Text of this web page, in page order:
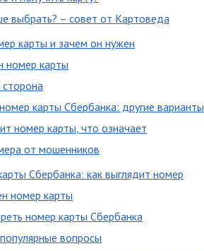
выбрать? – совет от Картоведа
карты и зачем он нужен
номер карты
карты Сбербанка: другие варианты
номер карты, что означает
от мошенников
Сбербанка: как выглядит номер
номер карты
номер карты Сбербанка
вопросы